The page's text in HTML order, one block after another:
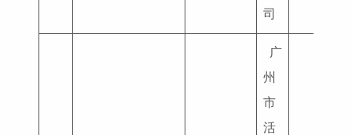
司
广
州
市
活